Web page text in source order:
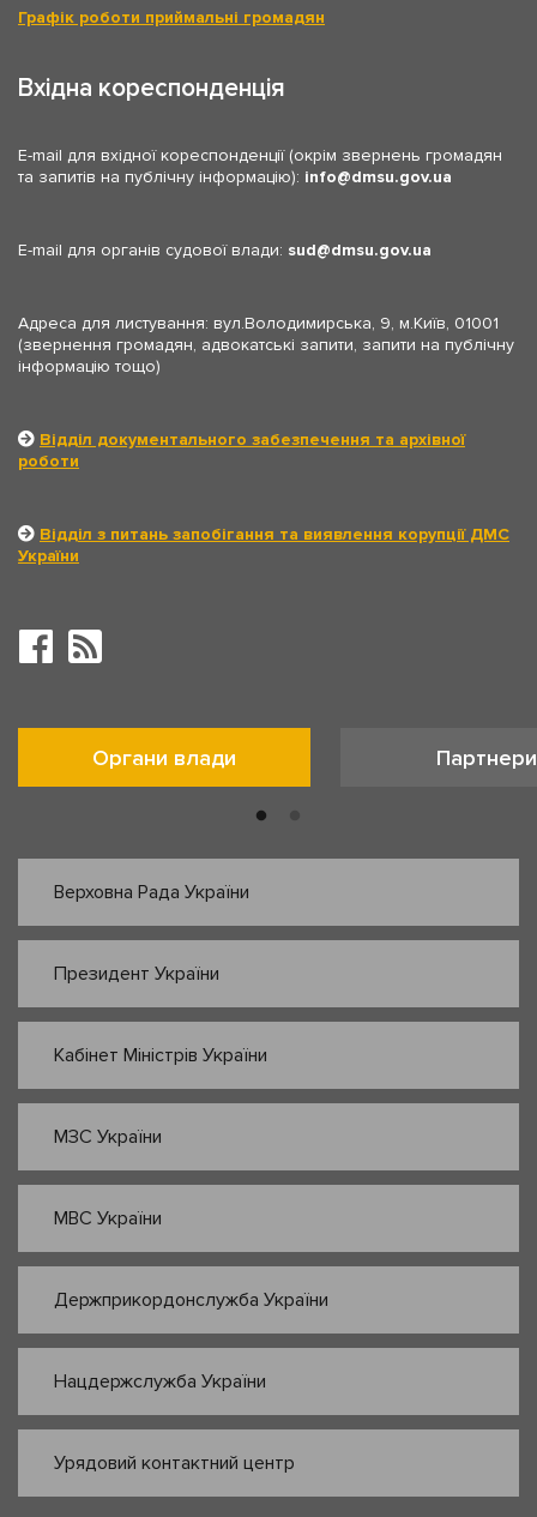
Графік роботи приймальні громадян
Вхідна кореспонденція
E-mail для вхідної кореспонденції (окрім звернень громадян
та запитів на публічну інформацію): info dmsu.gov.ua
E-mail для органів судової влади: sud dmsu.gov.ua
Адреса для листування: вул.Володимирська, 9, м.Київ, 01001
(звернення громадян, адвокатські запити, запити на публічну
інформацію тощо)
Відділ документального забезпечення та архівної
роботи
Відділ з питань запобігання та виявлення корупції ДМС
України
Органи влади Партнери
Верховна Рада України
Президент України
Кабінет Міністрів України
МЗС України
МВС України
Держприкордонслужба України
Нацдержслужба України
Урядовий контактний центр